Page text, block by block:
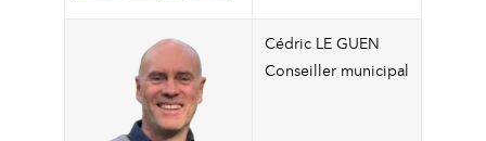
Cédric LE GUEN
Conseiller municipal